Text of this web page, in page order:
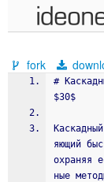
samples
recent
sign in
fork
#
$30$
яющий
охраняя
ные